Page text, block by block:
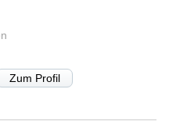
Zum Profil